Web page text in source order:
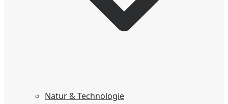
Natur & Technologie